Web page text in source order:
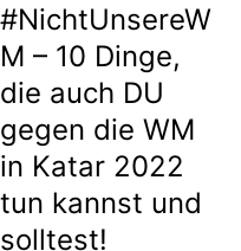
#NichtUnsereW
M – 10 Dinge,
die auch DU
gegen die WM
in Katar 2022
tun kannst und
solltest!